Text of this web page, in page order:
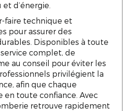
d’énergie.
faire technique et
pour assurer des
Disponibles à toute
complet, de
au conseil pour éviter les
privilégient la
afin que chaque
en toute confiance. Avec
retrouve rapidement